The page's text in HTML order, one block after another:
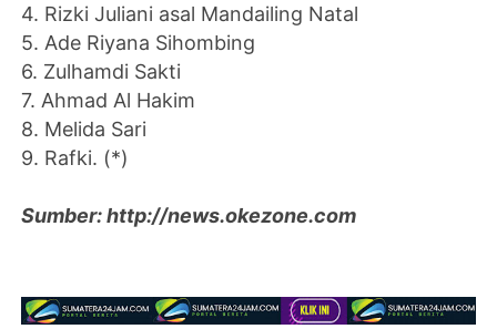
4. Rizki Juliani asal Mandailing Natal
5. Ade Riyana Sihombing ‎
6. Zulhamdi Sakti
7. Ahmad Al Hakim
8. Melida Sari
9. Rafki. (*)
Sumber: http://news.okezone.com